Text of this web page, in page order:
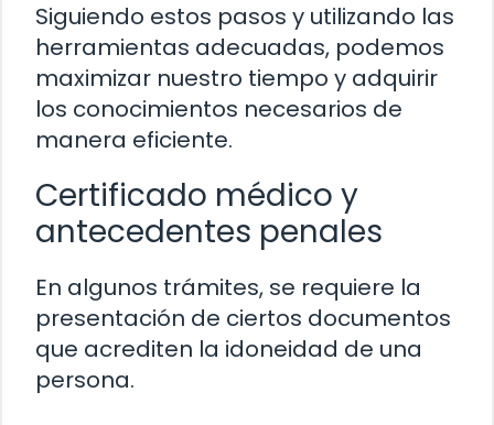
Siguiendo estos pasos y utilizando las
herramientas adecuadas, podemos
maximizar nuestro tiempo y adquirir
los conocimientos necesarios de
manera eficiente.
Certificado médico y
antecedentes penales
En algunos trámites, se requiere la
presentación de ciertos documentos
que acrediten la idoneidad de una
persona.